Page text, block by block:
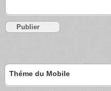
Théme du Mobile